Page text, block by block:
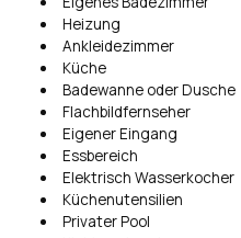
Heizung
Ankleidezimmer
Küche
Badewanne oder Dusche
Flachbildfernseher
Eigener Eingang
Essbereich
Elektrisch Wasserkocher
Küchenutensilien
Privater Pool